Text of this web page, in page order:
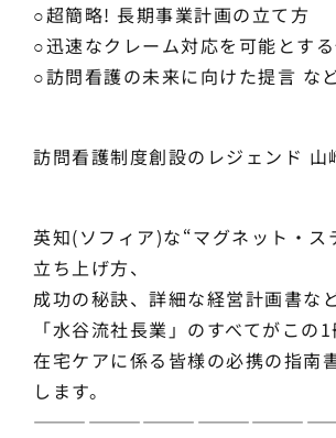
○超簡略! 長期事業計画の立て方
○迅速なクレーム対応を可能とす
○訪問看護の未来に向けた提言 な
訪問看護制度創設のレジェンド 山
英知(ソフィア)な“マグネット・ス
立ち上げ方、
成功の秘訣、詳細な経営計画書など
「水谷流社長業」のすべてがこの
在宅ケアに係る皆様の必携の指南
します。